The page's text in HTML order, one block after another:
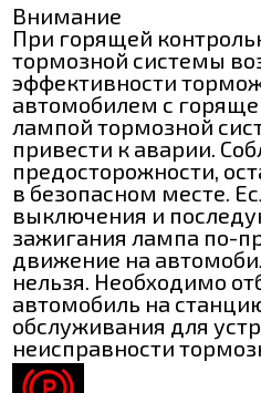
Внимание
При горящей
тормозной системы
эффективности
автомобилем с
лампой тормозной
привести к аварии.
предосторожности,
в безопасном месте.
выключения и
зажигания лампа по-
движение на
нельзя. Необходимо
автомобиль на
обслуживания для
неисправности